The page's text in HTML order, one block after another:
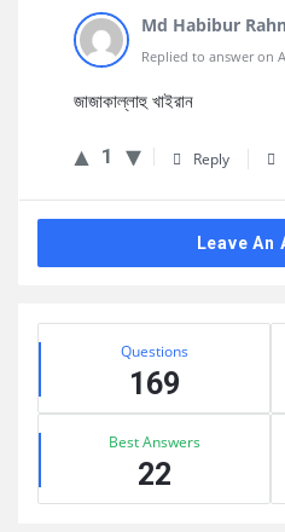
Md Habibur
Replied to answer on
জাজাকাল্লাহু খাইরান
1 Reply
Leave An
Sidebar
Stats Questions
169
Best Answers
22